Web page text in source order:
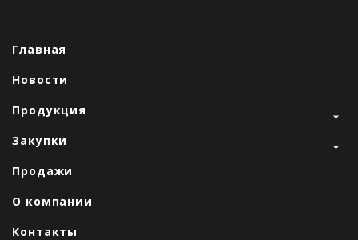
Главная
Новости
Продукция
Закупки
Продажи
О компании
Контакты